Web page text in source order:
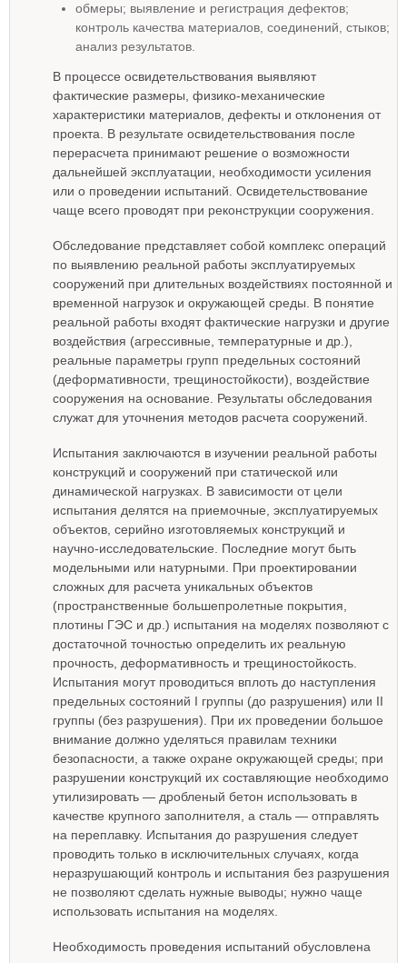
обмеры; выявление и регистрация дефектов;
контроль качества материалов, соединений, стыков;
анализ результатов.
В процессе освидетельствования выявляют
фактические размеры, физико-механические
характеристики материалов, дефекты и отклонения от
проекта. В результате освидетельствования после
перерасчета принимают решение о возможности
дальнейшей эксплуатации, необходимости усиления
или о проведении испытаний. Освидетельствование
чаще всего проводят при реконструкции сооружения.
Обследование представляет собой комплекс операций
по выявлению реальной работы эксплуатируемых
сооружений при длительных воздействиях постоянной и
временной нагрузок и окружающей среды. В понятие
реальной работы входят фактические нагрузки и другие
воздействия (агрессивные, температурные и др.),
реальные параметры групп предельных состояний
(деформативности, трещиностойкости), воздействие
сооружения на основание. Результаты обследования
служат для уточнения методов расчета сооружений.
Испытания заключаются в изучении реальной работы
конструкций и сооружений при статической или
динамической нагрузках. В зависимости от цели
испытания делятся на приемочные, эксплуатируемых
объектов, серийно изготовляемых конструкций и
научно-исследовательские. Последние могут быть
модельными или натурными. При проектировании
сложных для расчета уникальных объектов
(пространственные большепролетные покрытия,
плотины ГЭС и др.) испытания на моделях позволяют с
достаточной точностью определить их реальную
прочность, деформативность и трещиностойкость.
Испытания могут проводиться вплоть до наступления
предельных состояний I группы (до разрушения) или II
группы (без разрушения). При их проведении большое
внимание должно уделяться правилам техники
безопасности, а также охране окружающей среды; при
разрушении конструкций их составляющие необходимо
утилизировать — дробленый бетон использовать в
качестве крупного заполнителя, а сталь — отправлять
на переплавку. Испытания до разрушения следует
проводить только в исключительных случаях, когда
неразрушающий контроль и испытания без разрушения
не позволяют сделать нужные выводы; нужно чаще
использовать испытания на моделях.
Необходимость проведения испытаний обусловлена